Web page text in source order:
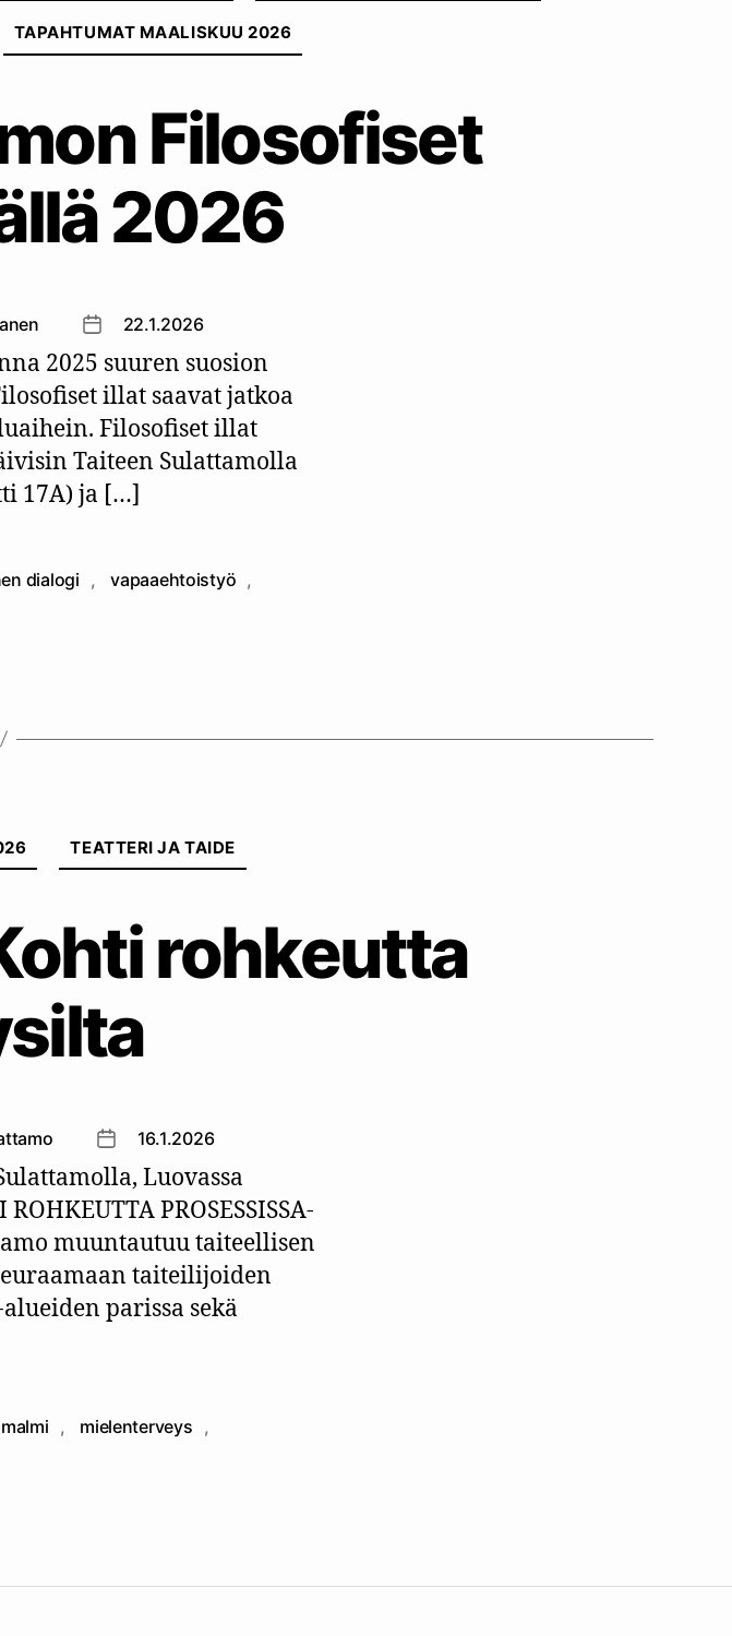
TAPAHTUMAT MAALISKUU 2026
Filosofiset
2026
Julkaisupäivämäärä
22.1.2026
2025 suuren suosion
illat saavat jatkoa
Filosofiset illat
Taiteen Sulattamolla
17A) ja […]
dialogi , vapaaehtoistyö ,
TEATTERI JA TAIDE
rohkeutta
Julkaisupäivämäärä
16.1.2026
Luovassa
PROSESSISSA-
muuntautuu taiteellisen
taiteilijoiden
parissa sekä
malmi , mielenterveys ,